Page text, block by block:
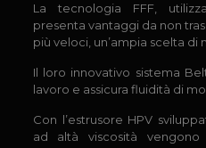
La tecnologia FFF,
presenta vantaggi da non
più veloci, un’ampia scelta di
Il loro innovativo sistema
lavoro e assicura fluidità di
Con l’estrusore HPV
ad altà viscosità